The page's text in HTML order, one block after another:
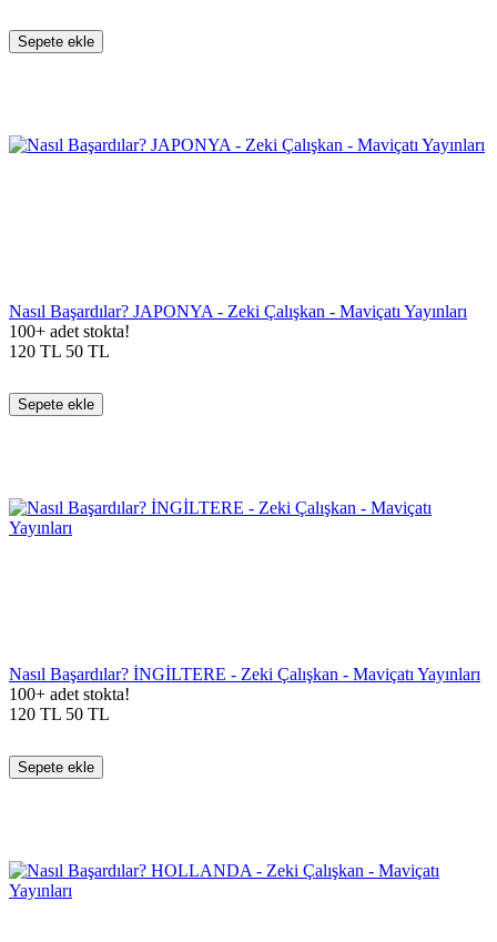
Sepete ekle
Nasıl Başardılar? JAPONYA - Zeki Çalışkan - Maviçatı Yayınları
100+ adet stokta!
120 TL 50 TL
Sepete ekle
Nasıl Başardılar? İNGİLTERE - Zeki Çalışkan - Maviçatı Yayınları
100+ adet stokta!
120 TL 50 TL
Sepete ekle